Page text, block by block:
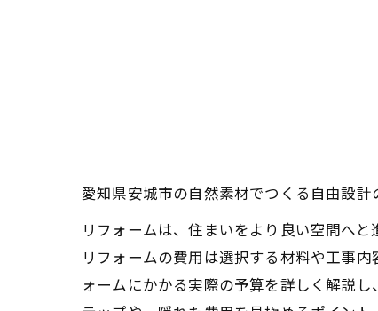
愛知県安城市の自然素材でつくる自由設計
リフォームは、住まいをより良い空間へ
リフォームの費用は選択する材料や工事
ォームにかかる実際の予算を詳しく解説